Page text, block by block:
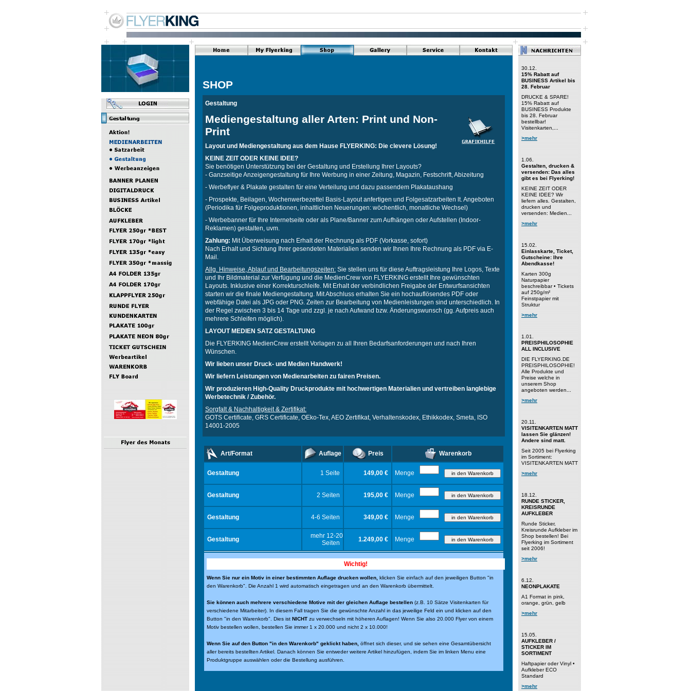
SHOP
Gestaltung
Mediengestaltung aller Arten: Print und Non-
Print
Layout und Mediengestaltung aus dem Hause FLYERKING: Die clevere Lösung!
KEINE ZEIT ODER KEINE IDEE?
Sie benötigen Unterstützung bei der Gestaltung und Erstellung Ihrer Layouts?
- Ganzseitige Anzeigengestaltung für Ihre Werbung in einer Zeitung, Magazin, Festschrift, Abizeitung
- Werbeflyer & Plakate gestalten für eine Verteilung und dazu passendem Plakataushang
- Prospekte, Beilagen, Wochenwerbezettel Basis-Layout anfertigen und Folgesatzarbeiten lt. Angeboten
(Periodika für Folgeproduktionen, inhaltlichen Neuerungen: wöchentlich, monatliche Wechsel)
- Werbebanner für Ihre Internetseite oder als Plane/Banner zum Aufhängen oder Aufstellen (Indoor-
Reklamen) gestalten, uvm.
Zahlung: Mit Überweisung nach Erhalt der Rechnung als PDF (Vorkasse, sofort)
Nach Erhalt und Sichtung Ihrer gesendeten Materialien senden wir Ihnen Ihre Rechnung als PDF via E-
Mail.
Allg. Hinweise, Ablauf und Bearbeitungszeiten: Sie stellen uns für diese Auftragsleistung Ihre Logos, Texte
und Ihr Bildmaterial zur Verfügung und die MedienCrew von FLYERKING erstellt Ihre gewünschten
Layouts. Inklusive einer Korrekturschleife. Mit Erhalt der verbindlichen Freigabe der Entwurfsansichten
starten wir die finale Mediengestaltung. Mit Abschluss erhalten Sie ein hochauflösendes PDF oder
webfähige Datei als JPG oder PNG. Zeiten zur Bearbeitung von Medienleistungen sind unterschiedlich. In
der Regel zwischen 3 bis 14 Tage und zzgl. je nach Aufwand bzw. Änderungswunsch (gg. Aufpreis auch
mehrere Schleifen möglich).
LAYOUT MEDIEN SATZ GESTALTUNG
Die FLYERKING MedienCrew erstellt Vorlagen zu all Ihren Bedarfsanforderungen und nach Ihren
Wünschen.
Wir lieben unser Druck- und Medien Handwerk!
Wir liefern Leistungen von Medienarbeiten zu fairen Preisen.
Wir produzieren High-Quality Druckprodukte mit hochwertigen Materialien und vertreiben langlebige
Werbetechnik / Zubehör.
Sorgfalt & Nachhaltigkeit & Zertifikat:
GOTS Certificate, GRS Certificate, OEko-Tex, AEO Zertifikat, Verhaltenskodex, Ethikkodex, Smeta, ISO
14001-2005
Art/Format Auflage Preis Warenkorb
Gestaltung 1 Seite 149,00 € Menge
Gestaltung 2 Seiten 195,00 € Menge
Gestaltung 4-6 Seiten 349,00 € Menge
Gestaltung
mehr 12-20
Seiten
1.249,00 € Menge
Wichtig!
Wenn Sie nur ein Motiv in einer bestimmten Auflage drucken wollen, klicken Sie einfach auf den jeweiligen Button "in
den Warenkorb". Die Anzahl 1 wird automatisch eingetragen und an den Warenkorb übermittelt.
Sie können auch mehrere verschiedene Motive mit der gleichen Auflage bestellen (z.B. 10 Sätze Visitenkarten für
verschiedene Mitarbeiter). In diesem Fall tragen Sie die gewünschte Anzahl in das jeweilige Feld ein und klicken auf den
Button "in den Warenkorb". Dies ist NICHT zu verwechseln mit höheren Auflagen! Wenn Sie also 20.000 Flyer von einem
Motiv bestellen wollen, bestellen Sie immer 1 x 20.000 und nicht 2 x 10.000!
Wenn Sie auf den Button "in den Warenkorb" geklickt haben, öffnet sich dieser, und sie sehen eine Gesamtübersicht
aller bereits bestellten Artikel. Danach können Sie entweder weitere Artikel hinzufügen, indem Sie im linken Menu eine
Produktgruppe auswählen oder die Bestellung ausführen.
30.12.
15% Rabatt auf
BUSINESS Artikel bis
28. Februar
DRUCKE & SPARE!
15% Rabatt auf
BUSINESS Produkte
bis 28. Februar
bestellbar!
Visitenkarten,...
>mehr
1.06.
Gestalten, drucken &
versenden: Das alles
gibt es bei Flyerking!
KEINE ZEIT ODER
KEINE IDEE? Wir
liefern alles. Gestalten,
drucken und
versenden: Medien...
>mehr
15.02.
Einlasskarte, Ticket,
Gutscheine: Ihre
Abendkasse!
Karten 300g
Naturpapier
beschreibbar • Tickets
auf 250g/m²
Feinstpapier mit
Struktur
>mehr
1.01.
PREISPHILOSOPHIE
ALL INCLUSIVE
DIE FLYERKING.DE
PREISPHILOSOPHIE!
Alle Produkte und
Preise welche in
unserem Shop
angeboten werden...
>mehr
20.11.
VISITENKARTEN MATT
lassen Sie glänzen!
Andere sind matt.
Seit 2005 bei Flyerking
im Sortiment:
VISITENKARTEN MATT
>mehr
18.12.
RUNDE STICKER,
KREISRUNDE
AUFKLEBER
Runde Sticker,
Kreisrunde Aufkleber im
Shop bestellen! Bei
Flyerking im Sortiment
seit 2006!
>mehr
6.12.
NEONPLAKATE
A1 Format in pink,
orange, grün, gelb
>mehr
15.05.
AUFKLEBER /
STICKER IM
SORTIMENT
Haftpapier oder Vinyl •
Aufkleber ECO
Standard
>mehr